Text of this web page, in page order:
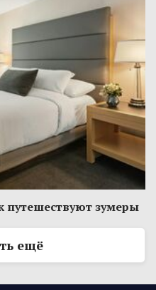
путешествуют зумеры
ещё